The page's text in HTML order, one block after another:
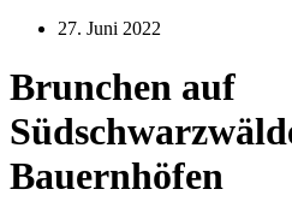
27. Juni 2022
Brunchen auf
Bauernhöfen